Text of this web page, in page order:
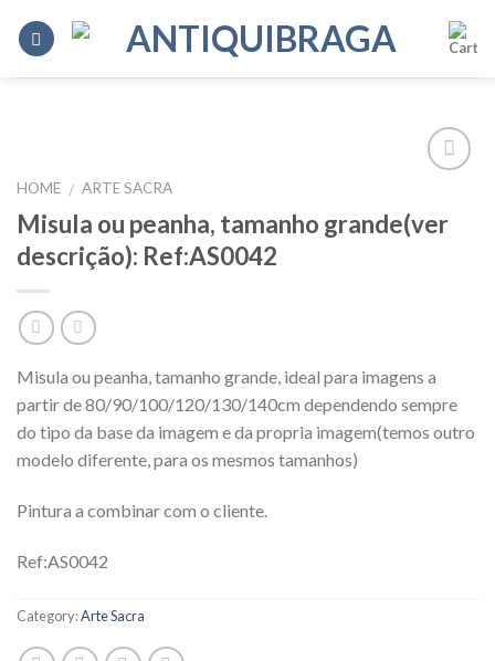
HOME / ARTE SACRA
Misula ou peanha, tamanho grande(ver
descrição): Ref:AS0042
Misula ou peanha, tamanho grande, ideal para imagens a
partir de 80/90/100/120/130/140cm dependendo sempre
do tipo da base da imagem e da propria imagem(temos outro
modelo diferente, para os mesmos tamanhos)
Pintura a combinar com o cliente.
Ref:AS0042
Category:Arte Sacra